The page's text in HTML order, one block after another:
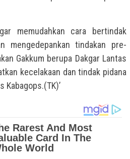
memudahkan cara bertindak
mengedepankan tindakan pre-
Gakkum berupa Dakgar Lantas
kecelakaan dan tindak pidana
Kabagops.(TK)’